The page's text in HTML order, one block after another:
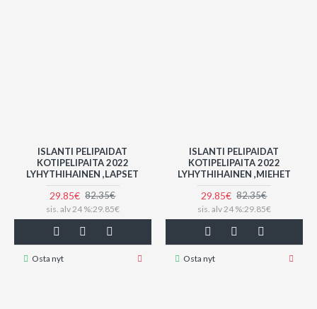
ISLANTI PELIPAIDAT
KOTIPELIPAITA 2022
LYHYTHIHAINEN ,LAPSET
29.85€ 82.35€
sis. alv 24 %:29.85€
Osta nyt
ISLANTI PELIPAIDAT
KOTIPELIPAITA 2022
LYHYTHIHAINEN ,MIEHET
29.85€ 82.35€
sis. alv 24 %:29.85€
Osta nyt